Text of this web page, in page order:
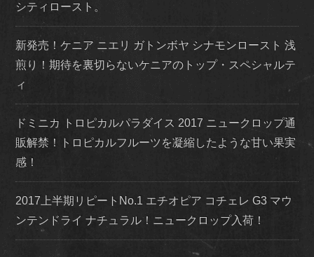
シティロースト。
新発売！ケニア ニエリ ガトンボヤ シナモンロースト 浅
煎り！期待を裏切らないケニアのトップ・スペシャルテ
ィ
ドミニカ トロピカルパラダイス 2017 ニュークロップ通
販解禁！トロピカルフルーツを凝縮したような甘い果実
感！
2017上半期リピートNo.1 エチオピア コチェレ G3 マウ
ンテンドライ ナチュラル！ニュークロップ入荷！